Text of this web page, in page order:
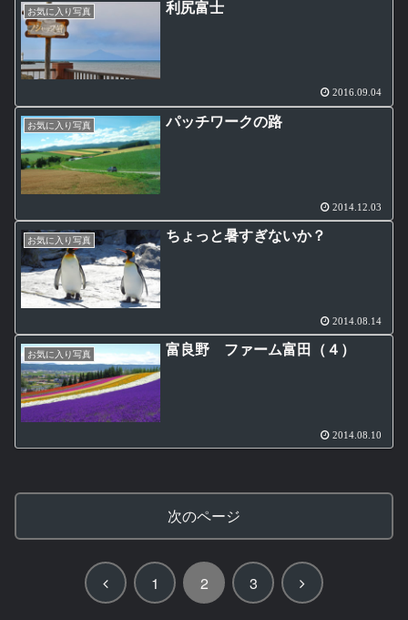
お気に入り写真 利尻富士
2016.09.04
お気に入り写真 パッチワークの路
2014.12.03
お気に入り写真 ちょっと暑すぎないか？
2014.08.14
お気に入り写真 富良野 ファーム富田（４）
2014.08.10
次のページ
前
1 2 3
次